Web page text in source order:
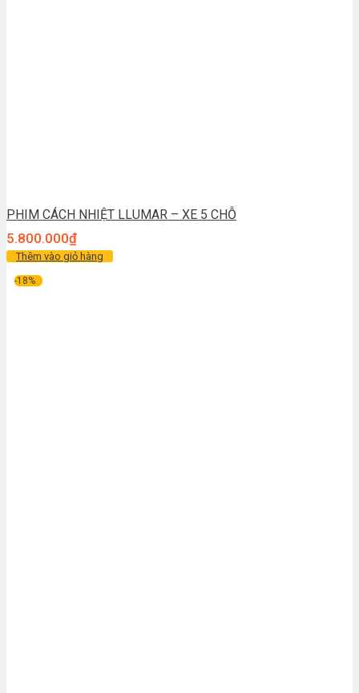
PHIM CÁCH NHIỆT LLUMAR – XE 5 CHỖ
5.800.000₫
Thêm vào giỏ hàng
-18%